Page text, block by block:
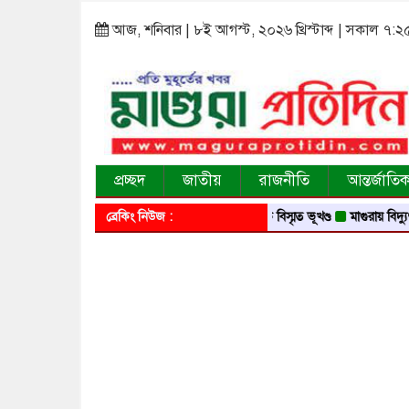
আজ, শনিবার | ৮ই আগস্ট, ২০২৬ খ্রিস্টাব্দ | সকাল
প্রচ্ছদ জাতীয় রাজনীতি
ব্রেকিং নিউজ :
মন্দির, জমিদারবাড়ি আর লোককথার এক বিস্মৃত ভূখণ্ড মাগুরায় বিদ্যুৎস্পৃষ্টে